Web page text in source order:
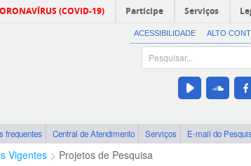
(COVID-19) Participe Serviços
ACESSIBILIDADE ALTO
frequentes Central de Atendimento Serviços E-mail do
Vigentes Projetos de Pesquisa